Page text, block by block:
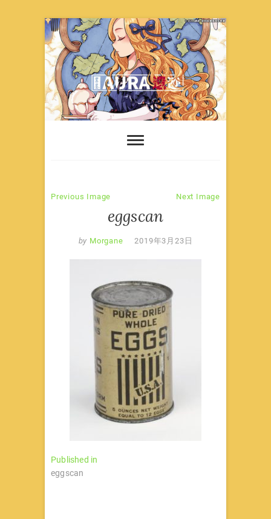
Skip
to
content
Previous Image Next Image
eggscan
by Morgane 2019年3月23日
文
章
Published in
eggscan